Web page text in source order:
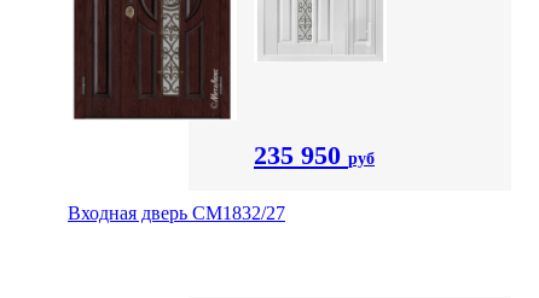
235 950 руб
Входная дверь СМ1832/27